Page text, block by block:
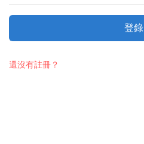
登錄
還沒有註冊？